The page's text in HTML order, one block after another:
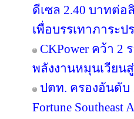
ดีเซล 2.40 บาทต่อ
เพื่อบรรเทาภาระ
CKPower คว้า 2
พลังงานหมุนเวียน
ปตท. ครองอันดับ
Fortune